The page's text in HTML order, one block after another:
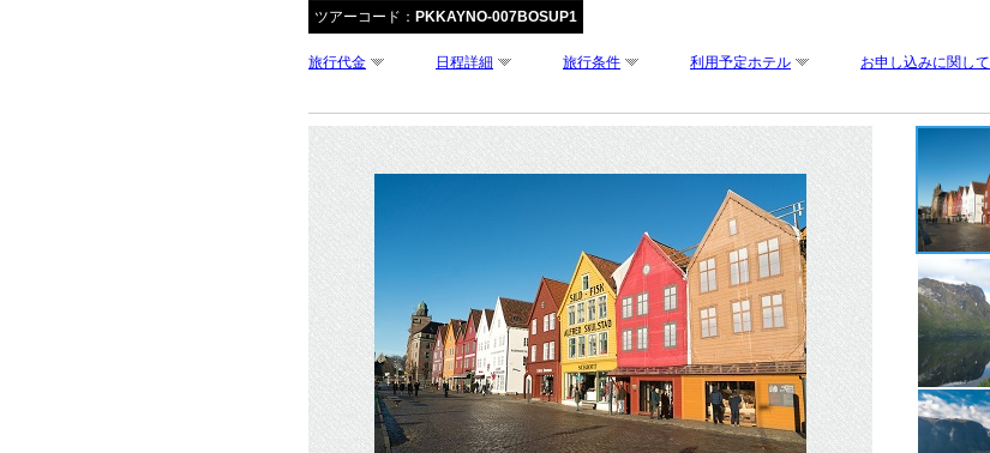
ツアーコード： PKKAYNO-007BOSUP1
旅行代金 日程詳細 旅行条件 利用予定ホテル お申し込みに関して